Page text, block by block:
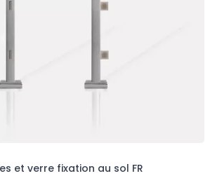
et verre fixation au sol FR